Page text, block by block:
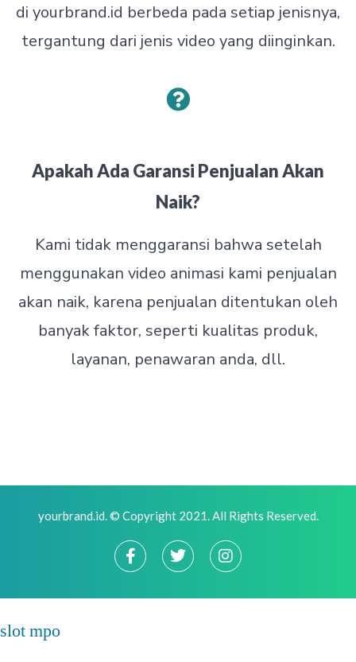
di yourbrand.id berbeda pada setiap jenisnya,
tergantung dari jenis video yang diinginkan.
Apakah Ada Garansi Penjualan Akan
Naik?
Kami tidak menggaransi bahwa setelah
menggunakan video animasi kami penjualan
akan naik, karena penjualan ditentukan oleh
banyak faktor, seperti kualitas produk,
layanan, penawaran anda, dll.
yourbrand.id. © Copyright 2021. All Rights Reserved.
slot mpo